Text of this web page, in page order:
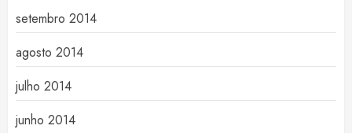
setembro 2014
agosto 2014
julho 2014
junho 2014